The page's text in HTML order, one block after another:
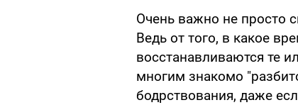
Очень важно не просто
Ведь от того, в какое
восстанавливаются те
многим знакомо
бодрствования, даже